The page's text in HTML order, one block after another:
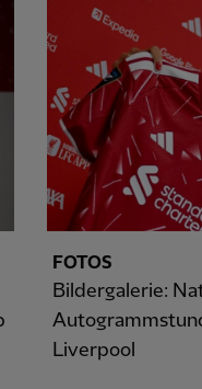
FOTOS
Bildergalerie:
Liverpool